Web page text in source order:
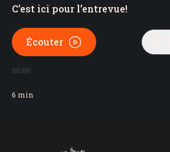
C’est ici pour l’entrevue!
Écouter
00:00
6 min